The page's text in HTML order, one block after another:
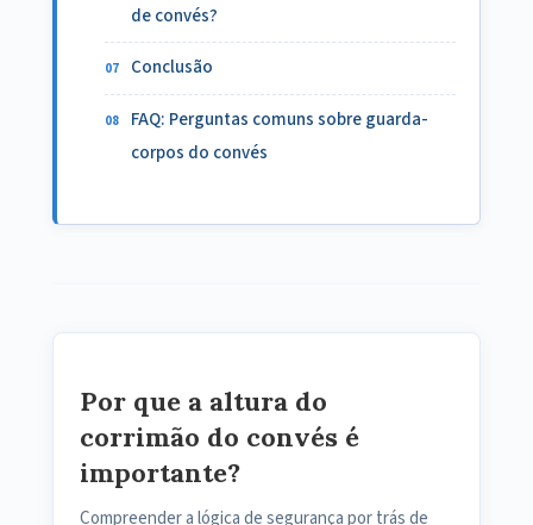
de convés?
Conclusão
FAQ: Perguntas comuns sobre guarda-
corpos do convés
Por que a altura do
corrimão do convés é
importante?
Compreender a lógica de segurança por trás de